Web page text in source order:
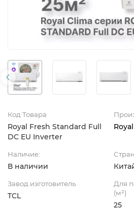
Код Товара
Royal Fresh Standard Full
DC EU Inverter
Наличие:
В наличии
Завод изготовитель
TCL
Для
(м²)
25